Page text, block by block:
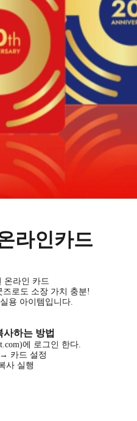
라인카드
온라인 카드
로도 소장 가치 충분!
용 아이템입니다.
하는 방법
에 로그인 한다.
카드 설정
사 실행